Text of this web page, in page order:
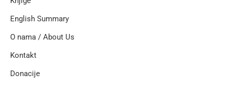
English Summary
O nama / About Us
Kontakt
Donacije